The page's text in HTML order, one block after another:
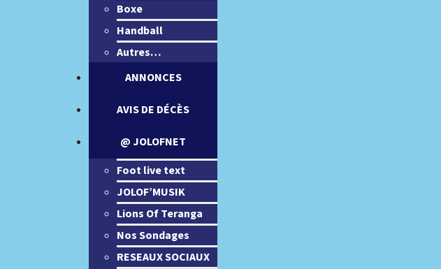
Boxe
Handball
Autres…
ANNONCES
AVIS DE DÉCÈS
@ JOLOFNET
Foot live text
JOLOF’MUSIK
Lions Of Teranga
Nos Sondages
RESEAUX SOCIAUX